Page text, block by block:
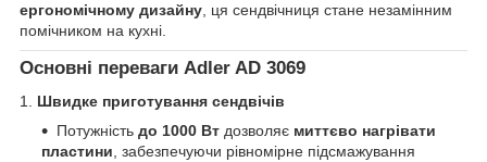
ергономічному дизайну, ця сендвічниця стане незамінним
помічником на кухні.
Основні переваги Adler AD 3069
1. Швидке приготування сендвічів
Потужність до 1000 Вт дозволяє миттєво нагрівати
пластини , забезпечуючи рівномірне підсмажування